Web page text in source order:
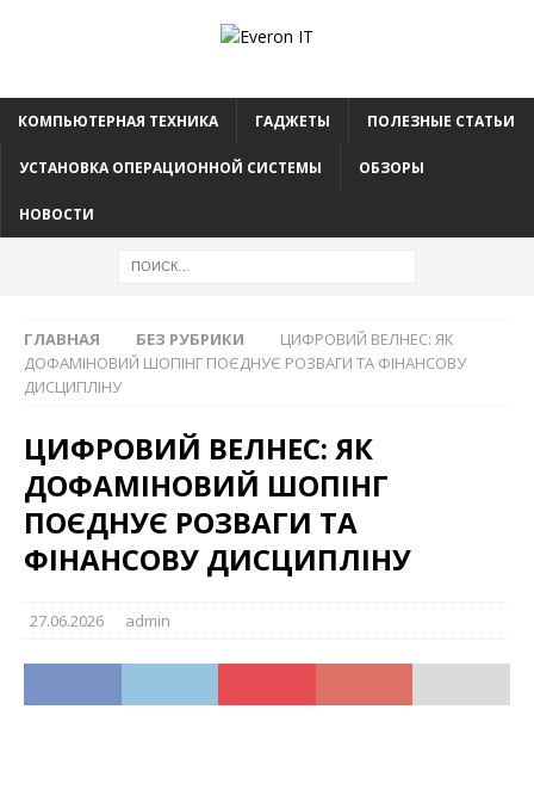
КОМПЬЮТЕРНАЯ ТЕХНИКА ГАДЖЕТЫ ПОЛЕЗНЫЕ СТАТЬИ
УСТАНОВКА ОПЕРАЦИОННОЙ СИСТЕМЫ ОБЗОРЫ
НОВОСТИ
ГЛАВНАЯ БЕЗ РУБРИКИ
ЦИФРОВИЙ ВЕЛНЕС: ЯК
ДОФАМІНОВИЙ ШОПІНГ ПОЄДНУЄ РОЗВАГИ ТА ФІНАНСОВУ
ДИСЦИПЛІНУ
ЦИФРОВИЙ ВЕЛНЕС: ЯК
ДОФАМІНОВИЙ ШОПІНГ
ПОЄДНУЄ РОЗВАГИ ТА
ФІНАНСОВУ ДИСЦИПЛІНУ
27.06.2026 admin